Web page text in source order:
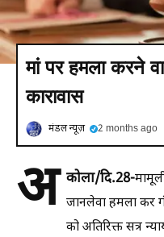
मां पर हमला करने
कारावास
मंडल न्यूज़ 2 months ago
अ कोला/दि.28-
जानलेवा हमला कर
को अतिरिक्त सत्र